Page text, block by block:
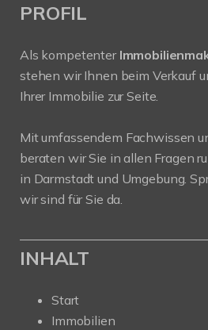
PROFIL
Als kompetenter
stehen wir Ihnen beim Verkauf
Ihrer Immobilie zur Seite.
Mit umfassendem Fachwissen
beraten wir Sie in allen Fragen
in Darmstadt und Umgebung.
wir sind für Sie da.
INHALT
Start
Immobilien